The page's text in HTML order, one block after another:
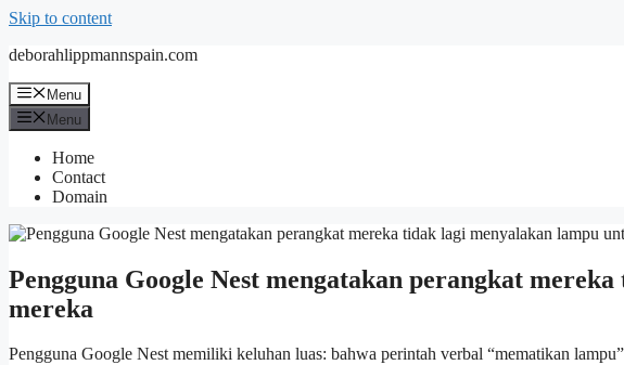
Skip to content
deborahlippmannspain.com
Menu
Menu
Home
Contact
Domain
Pengguna Google Nest mengatakan perangkat
mereka
Pengguna Google Nest memiliki keluhan luas: bahwa perintah verbal “mematikan